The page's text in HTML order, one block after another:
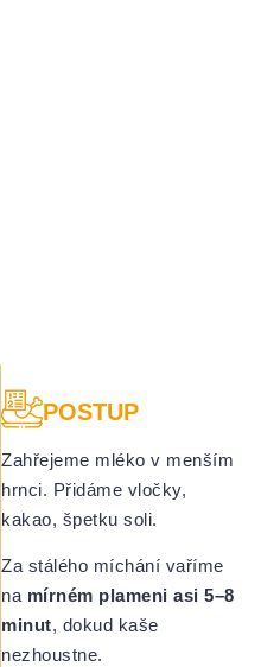
POSTUP
Zahřejeme mléko v menším
hrnci. Přidáme vločky,
kakao, špetku soli.
Za stálého míchání vaříme
na mírném plameni asi 5–8
minut, dokud kaše
nezhoustne.